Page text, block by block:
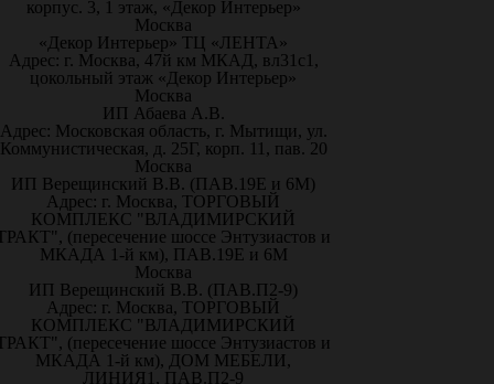
корпус. 3, 1 этаж, «Декор Интерьер»
Москва
«Декор Интерьер» ТЦ «ЛЕНТА»
Адрес: г. Москва, 47й км МКАД, вл31с1,
цокольный этаж «Декор Интерьер»
Москва
ИП Абаева А.В.
Адрес: Московская область, г. Мытищи, ул.
Коммунистическая, д. 25Г, корп. 11, пав. 20
Москва
ИП Верещинский В.В. (ПАВ.19Е и 6М)
Адрес: г. Москва, ТОРГОВЫЙ
КОМПЛЕКС "ВЛАДИМИРСКИЙ
(пересечение шоссе Энтузиастов и
МКАДА 1-й км), ПАВ.19Е и 6М
Москва
ИП Верещинский В.В. (ПАВ.П2-9)
Адрес: г. Москва, ТОРГОВЫЙ
КОМПЛЕКС "ВЛАДИМИРСКИЙ
(пересечение шоссе Энтузиастов и
МКАДА 1-й км), ДОМ МЕБЕЛИ,
ЛИНИЯ1, ПАВ.П2-9